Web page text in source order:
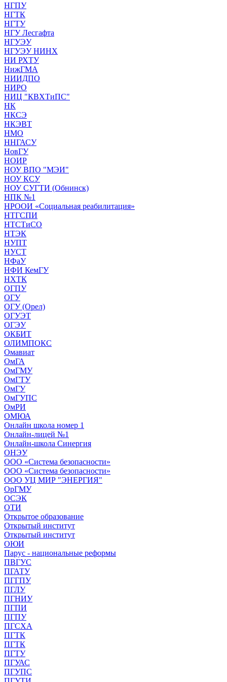
НГПУ
НГТК
НГТУ
НГУ Лесгафта
НГУЭУ
НГУЭУ НИНХ
НИ РХТУ
НижГМА
НИИДПО
НИРО
НИЦ "КВХТиПС"
НК
НКСЭ
НКЭВТ
НМО
ННГАСУ
НовГУ
НОИР
НОУ ВПО "МЭИ"
НОУ КСУ
НОУ СУГТИ (Обнинск)
НПК №1
НРООИ «Социальная реабилитация»
НТГСПИ
НТСТиСО
НТЭК
НУПТ
НУСТ
НФаУ
НФИ КемГУ
НХТК
ОГПУ
ОГУ
ОГУ (Орел)
ОГУЭТ
ОГЭУ
ОКБИТ
ОЛИМПОКС
Омавиат
ОмГА
ОмГМУ
ОмГТУ
ОмГУ
ОмГУПС
ОмРИ
ОМЮА
Онлайн школа номер 1
Онлайн-лицей №1
Онлайн-школа Синергия
ОНЭУ
ООО «Система безопасности»
ООО «Система безопасности»
ООО УЦ МИР "ЭНЕРГИЯ"
ОрГМУ
ОСЭК
ОТИ
Открытое образование
Открытый институт
Открытый институт
ОЮИ
Парус - национальные реформы
ПВГУС
ПГАТУ
ПГГПУ
ПГЛУ
ПГНИУ
ПГПИ
ПГПУ
ПГСХА
ПГТК
ПГТК
ПГТУ
ПГУАС
ПГУПС